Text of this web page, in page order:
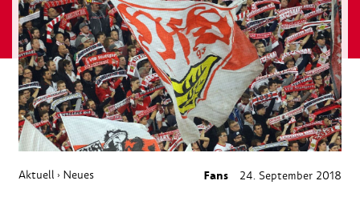
Aktuell › Neues Fans 24. September 2018